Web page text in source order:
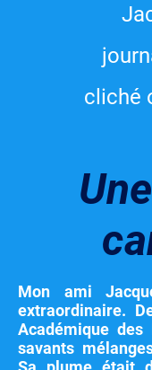
cliché
Mon ami
extraordinaire.
Académique
savants